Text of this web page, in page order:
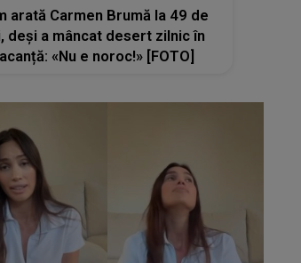
arată Carmen Brumă la 49 de
deși a mâncat desert zilnic în
«Nu e noroc!» [FOTO]